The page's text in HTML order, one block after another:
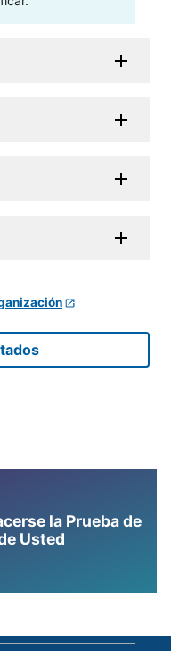
la Prueba de
Usted